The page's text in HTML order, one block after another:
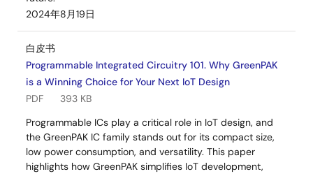
2024年8月19日
白皮书
Programmable Integrated Circuitry 101. Why GreenPAK
is a Winning Choice for Your Next IoT Design
PDF
393 KB
Programmable ICs play a critical role in IoT design, and
the GreenPAK IC family stands out for its compact size,
low power consumption, and versatility. This paper
highlights how GreenPAK simplifies IoT development,